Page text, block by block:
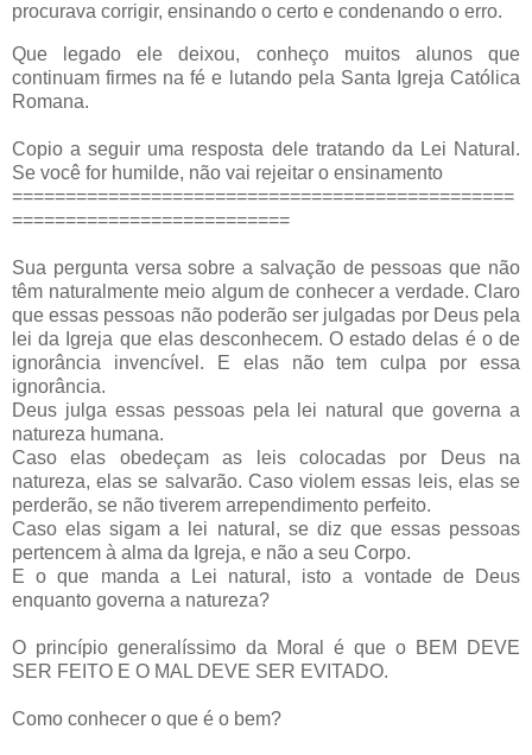
procurava corrigir, ensinando o certo e condenando o erro.
Que legado ele deixou, conheço muitos alunos que
continuam firmes na fé e lutando pela Santa Igreja Católica
Romana.
Copio a seguir uma resposta dele tratando da Lei Natural.
Se você for humilde, não vai rejeitar o ensinamento
===============================================
==========================
Sua pergunta versa sobre a salvação de pessoas que não
têm naturalmente meio algum de conhecer a verdade. Claro
que essas pessoas não poderão ser julgadas por Deus pela
lei da Igreja que elas desconhecem. O estado delas é o de
ignorância invencível. E elas não tem culpa por essa
ignorância.
Deus julga essas pessoas pela lei natural que governa a
natureza humana.
Caso elas obedeçam as leis colocadas por Deus na
natureza, elas se salvarão. Caso violem essas leis, elas se
perderão, se não tiverem arrependimento perfeito.
Caso elas sigam a lei natural, se diz que essas pessoas
pertencem à alma da Igreja, e não a seu Corpo.
E o que manda a Lei natural, isto a vontade de Deus
enquanto governa a natureza?
O princípio generalíssimo da Moral é que o BEM DEVE
SER FEITO E O MAL DEVE SER EVITADO.
Como conhecer o que é o bem?